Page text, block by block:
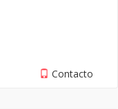
Contacto